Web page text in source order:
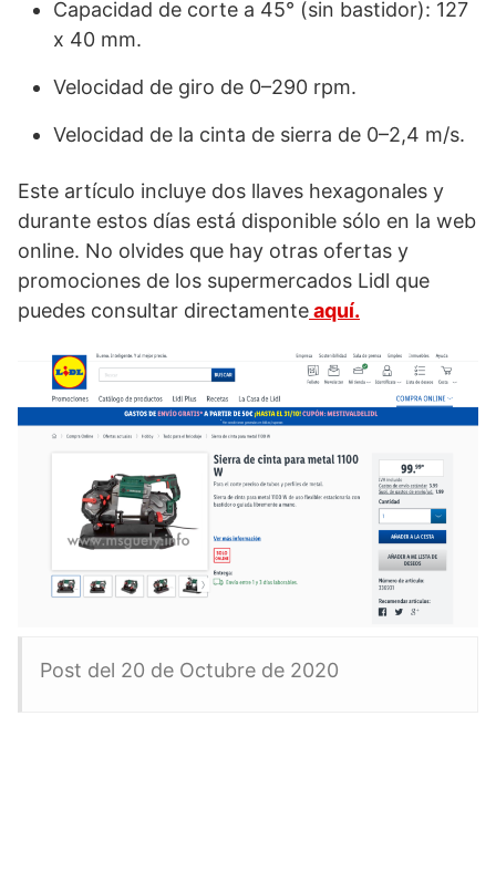
Capacidad de corte a 45° (sin bastidor): 127
x 40 mm.
Velocidad de giro de 0–290 rpm.
Velocidad de la cinta de sierra de 0–2,4 m/s.
Este artículo incluye dos llaves hexagonales y
durante estos días está disponible sólo en la web
online. No olvides que hay otras ofertas y
promociones de los supermercados Lidl que
puedes consultar directamenteaquí.
Post del 20 de Octubre de 2020